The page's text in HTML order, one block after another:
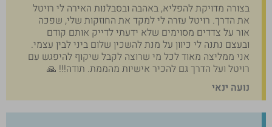
בצורה מדויקת להפליא, באהבה ובסבלנות האירה לי רויטל
את הדרך. רויטל עזרה לי למקד את החוזקות שלי, שפכה
אור על צדדים מסוימים שלא ידעתי לדייק אותם קודם
ובעצם נתנה לי כיוון על מנת להשכין שלום ביני לבין עצמי.
אני ממליצה מאוד לכל מי שרוצה לקבל שיקוף להיפגש עם
רויטל ועל הדרך גם להכיר אישיות מהממת. תודה!!! 🙏
נועה ינאי